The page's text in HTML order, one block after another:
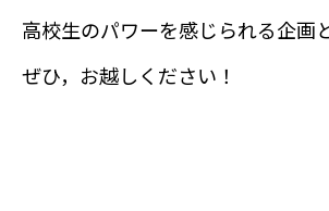
高校生のパワーを感じられる企画
ぜひ，お越しください！